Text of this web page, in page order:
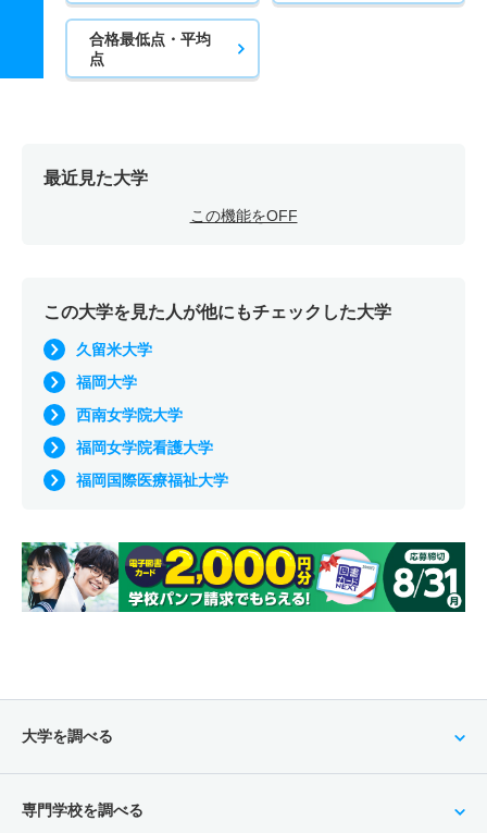
合格最低点・平均
点
最近見た大学
この機能をOFF
この大学を見た人が他にもチェックした大学
久留米大学
福岡大学
西南女学院大学
福岡女学院看護大学
福岡国際医療福祉大学
大学を調べる
専門学校を調べる